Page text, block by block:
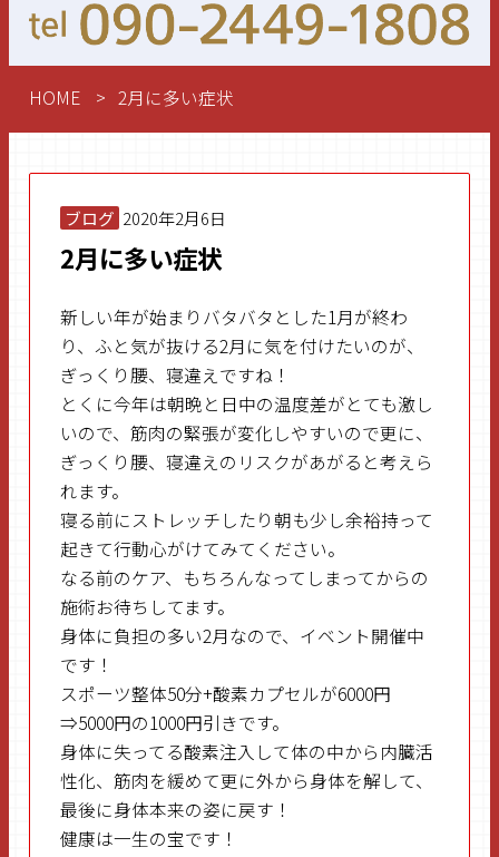
HOME 2月に多い症状
ブログ 2020年2月6日
2月に多い症状
新しい年が始まりバタバタとした1月が終わ
り、ふと気が抜ける2月に気を付けたいのが、
ぎっくり腰、寝違えですね！
とくに今年は朝晩と日中の温度差がとても激し
いので、筋肉の緊張が変化しやすいので更に、
ぎっくり腰、寝違えのリスクがあがると考えら
れます。
寝る前にストレッチしたり朝も少し余裕持って
起きて行動心がけてみてください。
なる前のケア、もちろんなってしまってからの
施術お待ちしてます。
身体に負担の多い2月なので、イベント開催中
です！
スポーツ整体50分+酸素カプセルが6000円
⇒5000円の1000円引きです。
身体に失ってる酸素注入して体の中から内臓活
性化、筋肉を緩めて更に外から身体を解して、
最後に身体本来の姿に戻す！
健康は一生の宝です！